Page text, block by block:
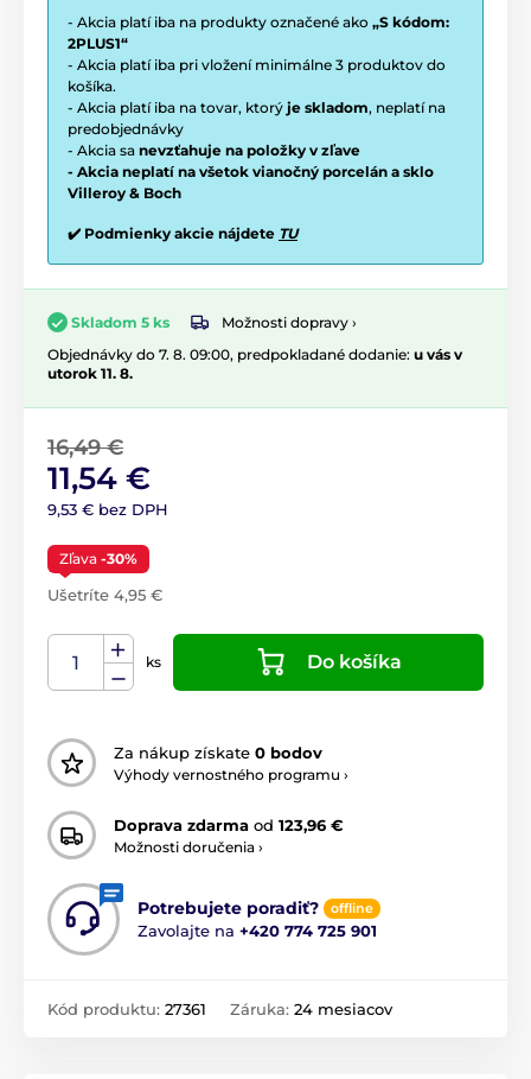
- Akcia platí iba na produkty označené ako „S kódom:
2PLUS1“
- Akcia platí iba pri vložení minimálne 3 produktov do
košíka.
- Akcia platí iba na tovar, ktorý je skladom, neplatí na
predobjednávky
- Akcia sa nevzťahuje na položky v zľave
- Akcia neplatí na všetok vianočný porcelán a sklo
Villeroy & Boch
✔️ Podmienky akcie nájdete TU
Skladom 5 ks
Možnosti dopravy ›
Objednávky do 7. 8. 09:00, predpokladané dodanie: u vás v
utorok 11. 8.
16,49 €
11,54 €
9,53 € bez DPH
Zľava -30%
Ušetríte 4,95 €
ks Do košíka
Za nákup získate 0 bodov
Výhody vernostného programu ›
Doprava zdarma od 123,96 €
Možnosti doručenia ›
Potrebujete poradiť? offline
Zavolajte na +420 774 725 901
Kód produktu: 27361 Záruka: 24 mesiacov